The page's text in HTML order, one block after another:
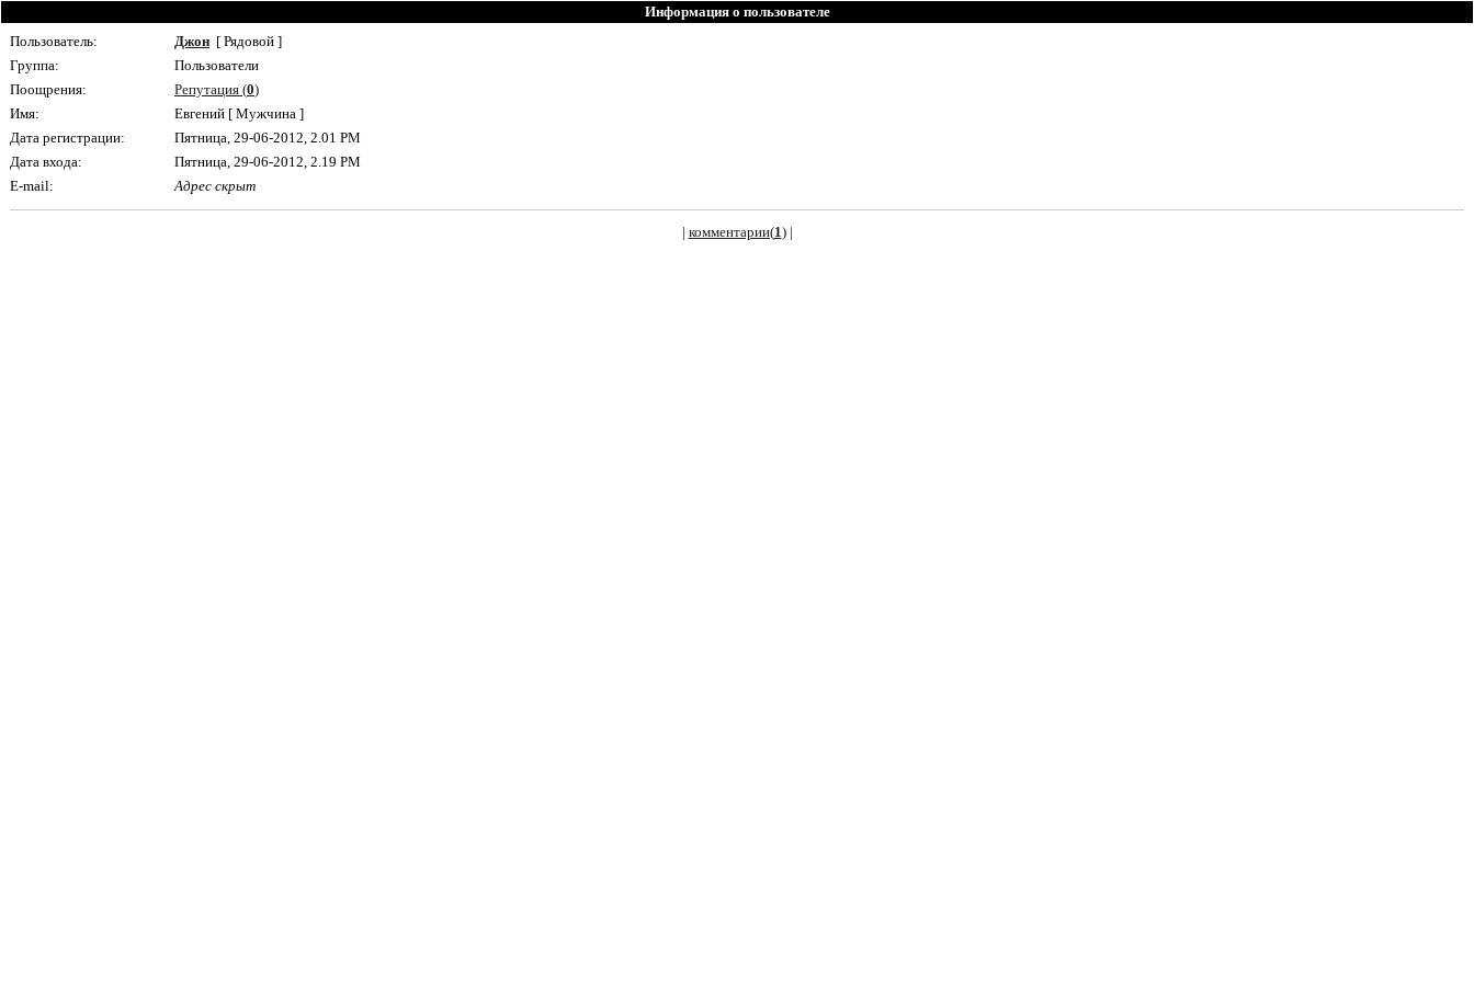
Информация о пользователе
Пользователь:
Джон [ Рядовой ]
Группа:
Пользователи
Поощрения:
Репутация (0)
Имя:
Евгений [ Мужчина ]
Дата регистрации:
Пятница, 29-06-2012, 2.01 PM
Дата входа:
Пятница, 29-06-2012, 2.19 PM
E-mail:
Адрес скрыт
| комментарии(1)|